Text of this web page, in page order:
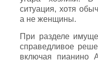
ситуация, хотя
а не женщины.
При разделе
справедливое
включая пианино